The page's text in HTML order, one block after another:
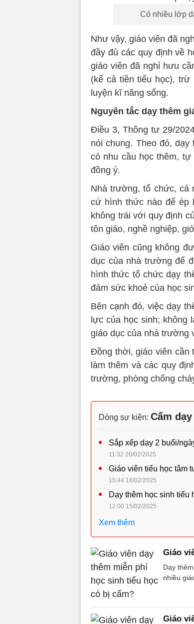
Có nhiều lớp
Như vậy, giáo viên đã
đầy đủ các quy định về
giáo viên đã nghỉ hưu
(kể cả tiền tiểu học),
luyện kĩ năng sống.
Nguyên tắc dạy thêm
Điều 3, Thông tư 29/
nói chung. Theo đó,
có nhu cầu học thêm,
đồng ý.
Nhà trường, tổ chức, cá
cứ hình thức nào để ép
không trái với quy định
tôn giáo, nghề nghiệp,
Giáo viên cũng không
dục của nhà trường để
hình thức tổ chức dạy
đảm sức khoẻ của học
Bên cạnh đó, việc dạy
lực của học sinh; không
giáo dục của nhà trường
Đồng thời, giáo viên cần
làm thêm và các quy
trường, phòng chống
Dòng sự kiện: Cấm
Sắp xếp dạy 2 buổi/
11:32 20/02/2025
Giáo viên tiểu học tâm
15:44 16/02/2025
Dạy thêm học sinh tiểu
12:00 15/02/2025
Xem thêm
Giáo
Dạy
nhiều
Giáo